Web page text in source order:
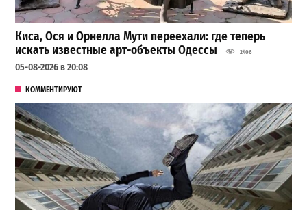
Киса, Ося и Орнелла Мути переехали: где теперь
искать известные арт-объекты Одессы
2406
05-08-2026 в 20:08
КОММЕНТИРУЮТ